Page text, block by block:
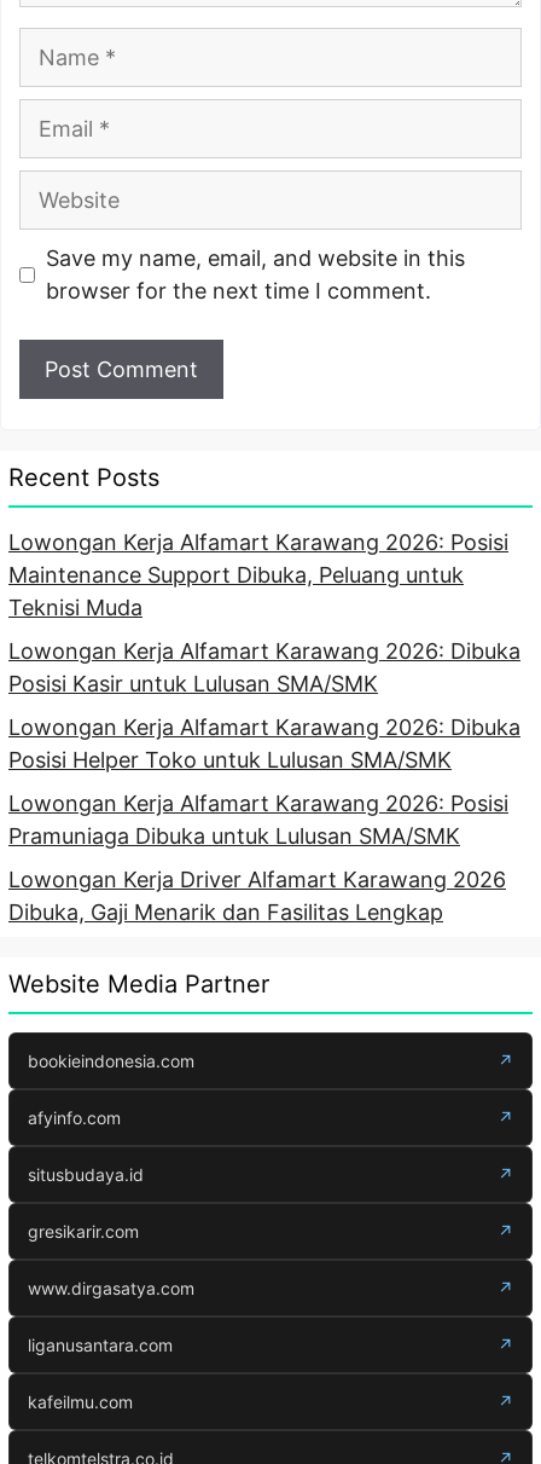
Name
Email
Website
Save my name, email, and website in this
browser for the next time I comment.
Recent Posts
Lowongan Kerja Alfamart Karawang 2026: Posisi
Maintenance Support Dibuka, Peluang untuk
Teknisi Muda
Lowongan Kerja Alfamart Karawang 2026: Dibuka
Posisi Kasir untuk Lulusan SMA/SMK
Lowongan Kerja Alfamart Karawang 2026: Dibuka
Posisi Helper Toko untuk Lulusan SMA/SMK
Lowongan Kerja Alfamart Karawang 2026: Posisi
Pramuniaga Dibuka untuk Lulusan SMA/SMK
Lowongan Kerja Driver Alfamart Karawang 2026
Dibuka, Gaji Menarik dan Fasilitas Lengkap
Website Media Partner
bookieindonesia.com ↗
afyinfo.com ↗
situsbudaya.id ↗
gresikarir.com ↗
www.dirgasatya.com ↗
liganusantara.com ↗
kafeilmu.com ↗
telkomtelstra.co.id ↗